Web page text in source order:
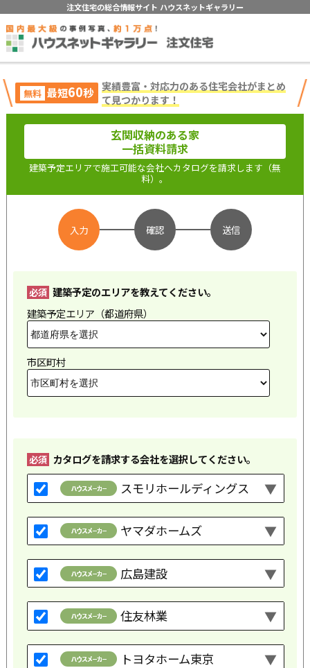
注文住宅の総合情報サイト ハウスネットギャラリー
無料 最短60秒
実績豊富・対応力のある住宅会社がまとめ
て見つかります！
玄関収納のある家
一括資料請求
建築予定エリアで施工可能な会社へカタログを請求します（無
料）。
入力 確認 送信
必須 建築予定のエリアを教えてください。
建築予定エリア（都道府県）
市区町村
必須 カタログを請求する会社を選択してください。
スモリホールディングス
ヤマダホームズ
広島建設
住友林業
トヨタホーム東京